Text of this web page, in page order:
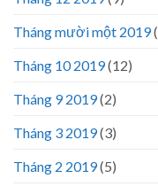
Tháng mười một 2019
Tháng 10 2019(12)
Tháng 9 2019(2)
Tháng 3 2019(3)
Tháng 2 2019(5)